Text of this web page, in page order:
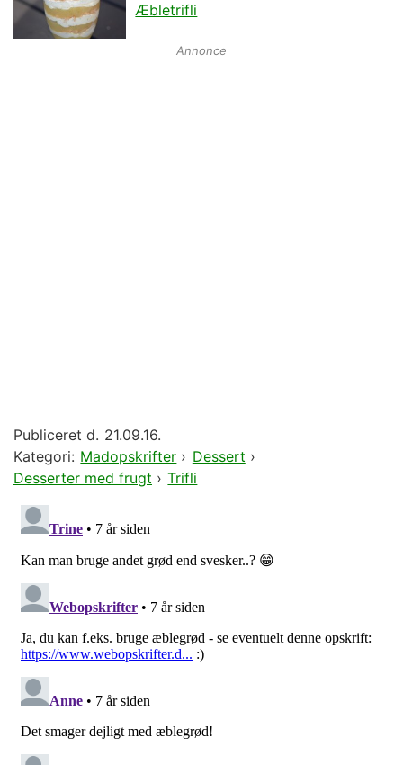
Æbletrifli
Annonce
Publiceret d. 21.09.16.
Kategori: Madopskrifter › Dessert ›
Desserter med frugt › Trifli